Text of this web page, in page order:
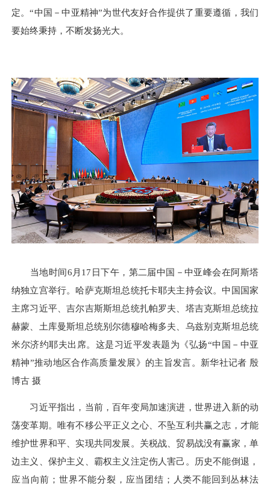
定。“中国－中亚精神”为世代友好合作提供了重要遵循，我们
要始终秉持，不断发扬光大。
当地时间6月17日下午，第二届中国－中亚峰会在阿斯塔
纳独立宫举行。哈萨克斯坦总统托卡耶夫主持会议。中国国家
主席习近平、吉尔吉斯斯坦总统扎帕罗夫、塔吉克斯坦总统拉
赫蒙、土库曼斯坦总统别尔德穆哈梅多夫、乌兹别克斯坦总统
米尔济约耶夫出席。这是习近平发表题为《弘扬“中国－中亚
精神”推动地区合作高质量发展》的主旨发言。新华社记者 殷
博古 摄
习近平指出，当前，百年变局加速演进，世界进入新的动
荡变革期。唯有不移公平正义之心、不坠互利共赢之志，才能
维护世界和平、实现共同发展。关税战、贸易战没有赢家，单
边主义、保护主义、霸权主义注定伤人害己。历史不能倒退，
应当向前；世界不能分裂，应当团结；人类不能回到丛林法